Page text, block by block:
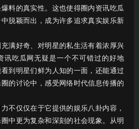
料的真实性。这也使得圈内资讯吃瓜
脱颖而出，成为许多追求真实娱乐新
满好奇、对明星的私生活有着浓厚兴
讯吃瓜网无疑是一个不可错过的好地
到明星们鲜为人知的一面，还能通过
的讨论中，感受网络时代信息传播的
不仅仅在于它提供的娱乐八卦内容，
中更为复杂和深刻的社会现象。从明